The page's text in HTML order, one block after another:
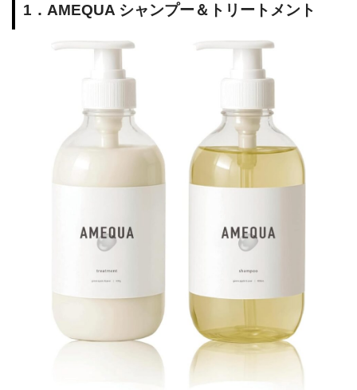
1．AMEQUA シャンプー＆トリートメント